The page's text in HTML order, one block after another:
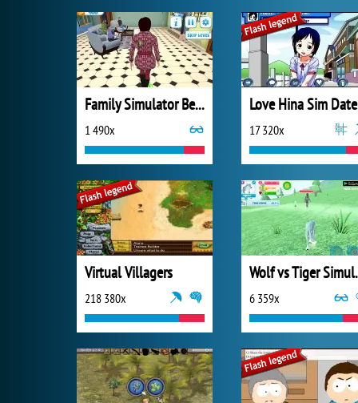
Family Simulator Beach Games
1 490x 17 320x
Virtual Villagers
218 380x
Wolf
6 359x